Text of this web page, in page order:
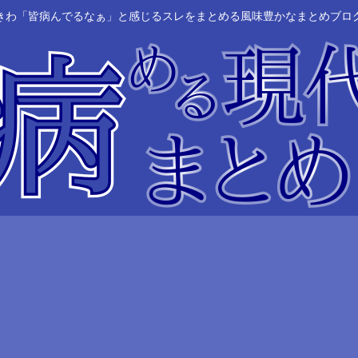
わ「皆病んでるなぁ」と感じるスレをまとめる風味豊かなまとめブロ